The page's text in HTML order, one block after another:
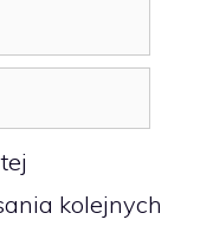
kolejnych